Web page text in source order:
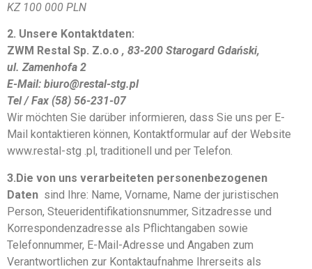
KZ 100 000 PLN
2. Unsere Kontaktdaten:
ZWM Restal Sp. Z.o.o , 83-200 Starogard Gdański,
ul. Zamenhofa 2
E-Mail: biuro@restal-stg.pl
Tel / Fax (58) 56-231-07
Wir möchten Sie darüber informieren, dass Sie uns per E-
Mail kontaktieren können, Kontaktformular auf der Website
www.restal-stg .pl, traditionell und per Telefon.
3.Die von uns verarbeiteten personenbezogenen
Daten sind Ihre: Name, Vorname, Name der juristischen
Person, Steueridentifikationsnummer, Sitzadresse und
Korrespondenzadresse als Pflichtangaben sowie
Telefonnummer, E-Mail-Adresse und Angaben zum
Verantwortlichen zur Kontaktaufnahme Ihrerseits als